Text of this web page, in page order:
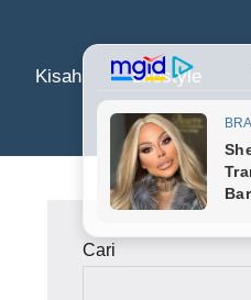
Kisah Lifestyle
Cari